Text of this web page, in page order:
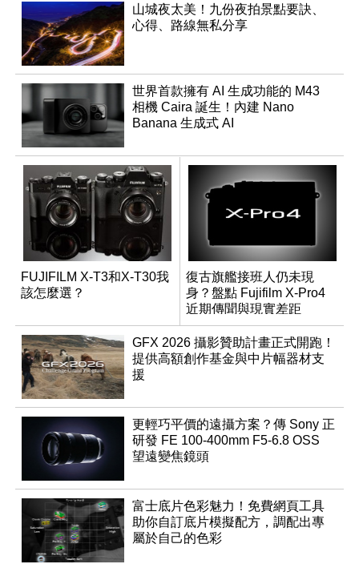
山城夜太美！九份夜拍景點要訣、
心得、路線無私分享
世界首款擁有 AI 生成功能的 M43
相機 Caira 誕生！內建 Nano
Banana 生成式 AI
FUJIFILM X-T3和X-T30我
該怎麼選？
復古旗艦接班人仍未現
身？盤點 Fujifilm X-Pro4
近期傳聞與現實差距
GFX 2026 攝影贊助計畫正式開跑！
提供高額創作基金與中片幅器材支
援
更輕巧平價的遠攝方案？傳 Sony 正
研發 FE 100-400mm F5-6.8 OSS
望遠變焦鏡頭
富士底片色彩魅力！免費網頁工具
助你自訂底片模擬配方，調配出專
屬於自己的色彩